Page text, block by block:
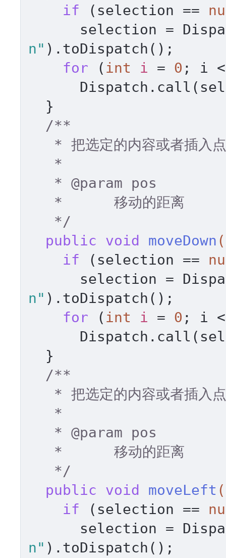
if (selection ==
selection =
n" ).toDispatch();
for ( int i = 0 ; i
/**
   *
@param pos
   */
public
void moveDown (
if (selection ==
selection =
n" ).toDispatch();
for ( int i = 0 ; i
/**
   *
@param pos
   */
public
void moveLeft (
if (selection ==
selection =
n" ).toDispatch();